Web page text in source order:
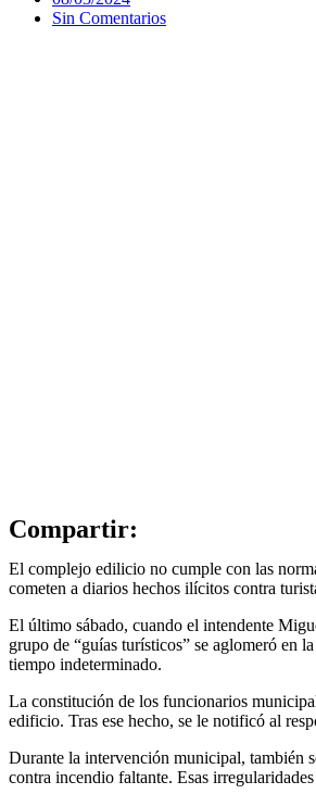
Sin Comentarios
Compartir:
El complejo edilicio no cumple con las
cometen a diarios hechos ilícitos contra
El último sábado, cuando el intendente
grupo de “guías turísticos” se aglomeró en
tiempo indeterminado.
La constitución de los funcionarios
edificio. Tras ese hecho, se le notificó al
Durante la intervención municipal, también
contra incendio faltante. Esas